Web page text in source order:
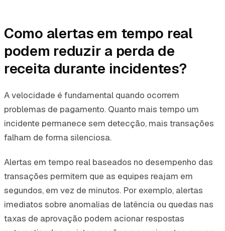
Como alertas em tempo real
podem reduzir a perda de
receita durante incidentes?
A velocidade é fundamental quando ocorrem
problemas de pagamento. Quanto mais tempo um
incidente permanece sem detecção, mais transações
falham de forma silenciosa.
Alertas em tempo real baseados no desempenho das
transações permitem que as equipes reajam em
segundos, em vez de minutos. Por exemplo, alertas
imediatos sobre anomalias de latência ou quedas nas
taxas de aprovação podem acionar respostas